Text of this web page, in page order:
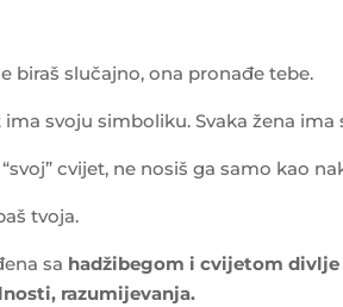
biraš slučajno, ona pronađe tebe.
ima svoju simboliku. Svaka žena
cvijet, ne nosiš ga samo kao
tvoja.
sa hadžibegom i cvijetom
razumijevanja.